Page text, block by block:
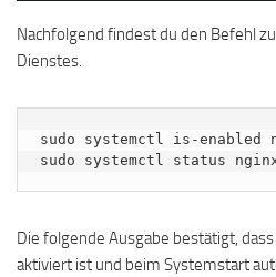
Nachfolgend findest du den Befehl
Dienstes.
sudo systemctl is-enabled
sudo systemctl status
Die folgende Ausgabe bestätigt,
aktiviert ist und beim Systemstart